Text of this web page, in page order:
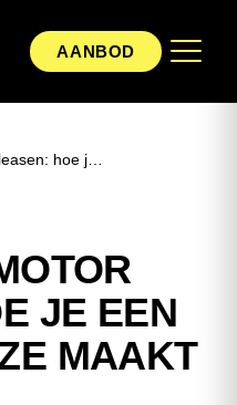
AANBOD
JE EEN
MAAKT